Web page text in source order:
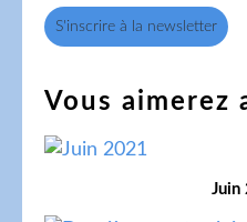
S'inscrire à la newsletter
Vous aimerez
Juin